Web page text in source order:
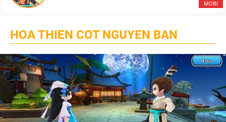
MOBI
HOA THIEN COT NGUYEN BAN